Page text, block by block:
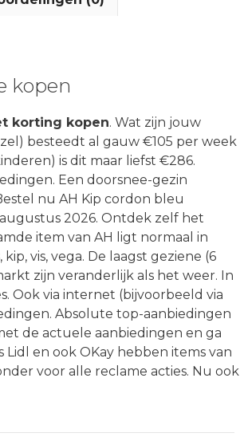
kopen
korting kopen. Wat zijn jouw
besteedt al gauw €105 per week
is dit maar liefst €286.
Een doorsnee-gezin
nu AH Kip cordon bleu
2026. Ontdek zelf het
item van AH ligt normaal in
vis, vega. De laagst geziene (6
zijn veranderlijk als het weer. In
Ook via internet (bijvoorbeeld via
Absolute top-aanbiedingen
de actuele aanbiedingen en ga
en ook OKay hebben items van
voor alle reclame acties. Nu ook